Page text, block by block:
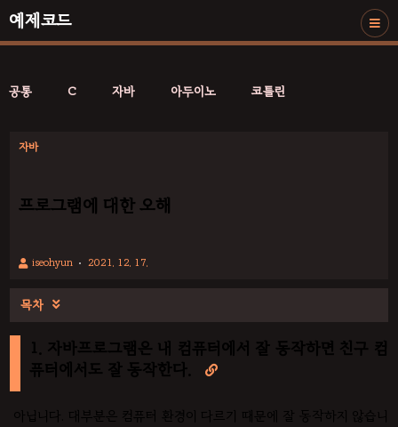
예제코드
공통 C 자바 아두이노 코틀린
자바
프로그램에 대한 오해
iseohyun 2021. 12. 17.
목차 
1. 자바프로그램은 내 컴퓨터에서 잘 동작하면 친구 컴
퓨터에서도 잘 동작한다.

아닙니다. 대부분은 컴퓨터 환경이 다르기 때문에 잘 동작하지 않습니